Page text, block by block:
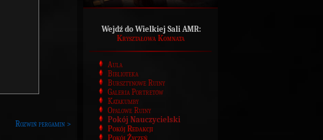
Rozwiń pergamin >
Wejdź do Wielkiej Sali AMR:
Kryształowa Komnata
Aula
Biblioteka
Bursztynowe Ruiny
Galeria Portretów
Katakumby
Opalowe Ruiny
Pokój Nauczycielski
Pokój Redakcji
Pokój Życzeń